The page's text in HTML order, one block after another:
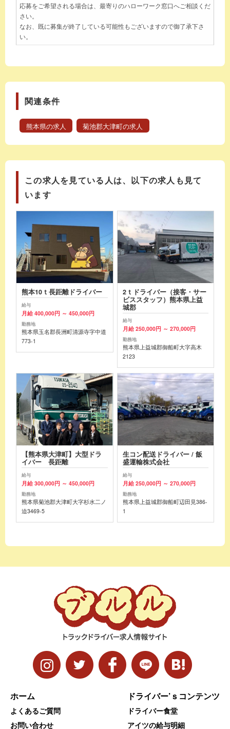
応募をご希望される場合は、最寄りのハローワーク窓口へご相談くだ
さい。
なお、既に募集が終了している可能性もございますので御了承下さ
い。
関連条件
熊本県の求人 菊池郡大津町の求人
この求人を見ている人は、以下の求人も見て
います
熊本10ｔ長距離ドライバー
給与
月給 400,000円 ～ 450,000円
勤務地
熊本県玉名郡長洲町清源寺字中道
773-1
2ｔドライバー（接客・サー
ビススタッフ）熊本県上益
城郡
給与
月給 250,000円 ～ 270,000円
勤務地
熊本県上益城郡御船町大字高木
2123
【熊本県大津町】大型ドラ
イバー 長距離
給与
月給 300,000円 ～ 450,000円
勤務地
熊本県菊池郡大津町大字杉水二ノ
迫3469-5
生コン配送ドライバー / 飯
盛運輸株式会社
給与
月給 250,000円 ～ 270,000円
勤務地
熊本県上益城郡御船町辺田見386-
1
ホーム
よくあるご質問
お問い合わせ
ドライバー’ｓコンテンツ
ドライバー食堂
アイツの給与明細